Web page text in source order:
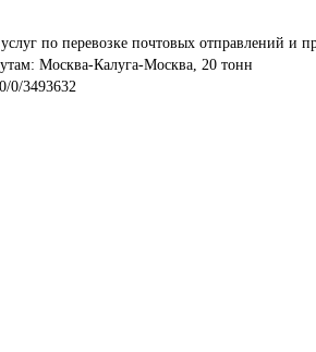
по перевозке почтовых отправлений и
Москва-Калуга-Москва, 20 тонн
0/3493632